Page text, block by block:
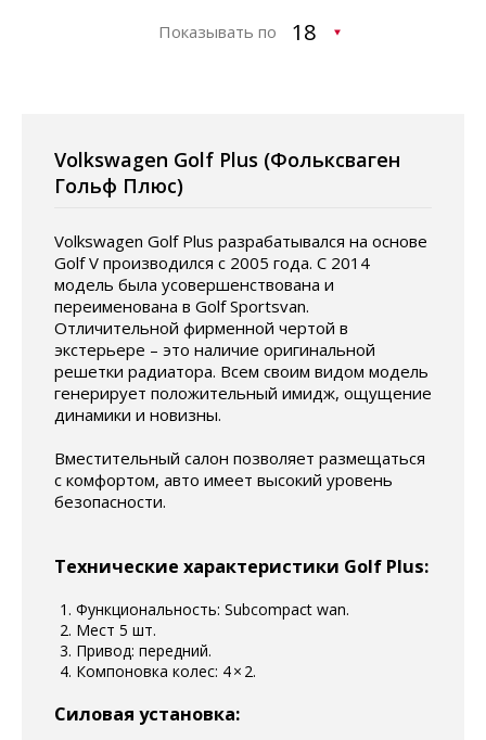
Показывать по
Volkswagen Golf Plus (Фольксваген
Гольф Плюс)
Volkswagen Golf Plus разрабатывался на основе
Golf V производился с 2005 года. С 2014
модель была усовершенствована и
переименована в Golf Sportsvan.
Отличительной фирменной чертой в
экстерьере – это наличие оригинальной
решетки радиатора. Всем своим видом модель
генерирует положительный имидж, ощущение
динамики и новизны.
Вместительный салон позволяет размещаться
с комфортом, авто имеет высокий уровень
безопасности.
Технические характеристики Golf Plus:
Функциональность: Subcompact wan.
Мест 5 шт.
Привод: передний.
Компоновка колес: 4 × 2.
Силовая установка: